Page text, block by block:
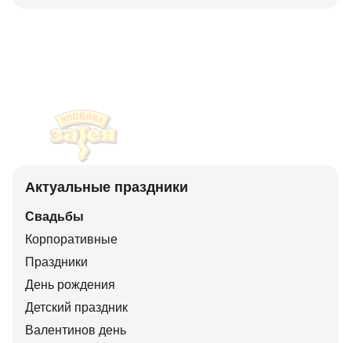
Актуальные праздники
Свадьбы
Корпоративные
Праздники
День рождения
Детский праздник
Валентинов день